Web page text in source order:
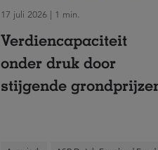
17 juli 2026 | 1 min.
Verdiencapaciteit
onder druk door
stijgende